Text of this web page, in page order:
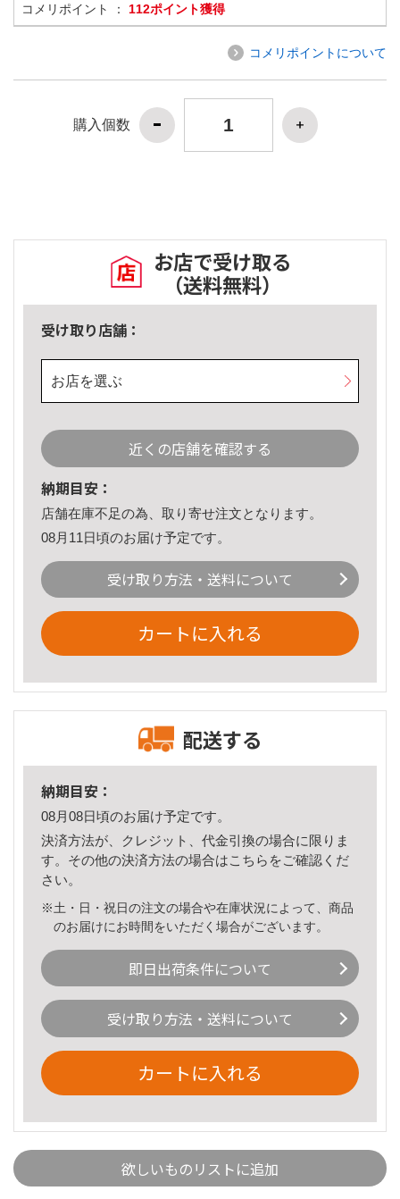
コメリポイント ： 112ポイント獲得
コメリポイントについて
購入個数
お店で受け取る
（送料無料）
受け取り店舗：
お店を選ぶ
近くの店舗を確認する
納期目安：
店舗在庫不足の為、取り寄せ注文となります。
08月11日頃のお届け予定です。
受け取り方法・送料について
カートに入れる
配送する
納期目安：
08月08日頃のお届け予定です。
決済方法が、クレジット、代金引換の場合に限りま
す。その他の決済方法の場合はこちら をご確認くだ
さい。
※土・日・祝日の注文の場合や在庫状況によって、商品
のお届けにお時間をいただく場合がございます。
即日出荷条件について
受け取り方法・送料について
カートに入れる
欲しいものリストに追加